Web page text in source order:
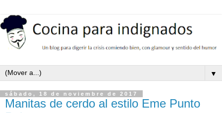
▼
sábado, 18 de noviembre de 2017
Manitas de cerdo al estilo Eme Punto